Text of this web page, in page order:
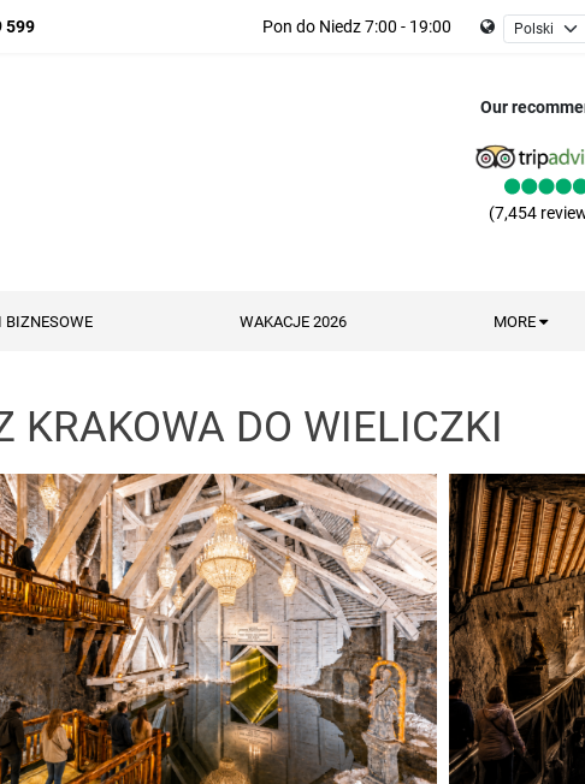
599 Pon do Niedz 7:00 - 19:00
Our
(7,454
BIZNESOWE WAKACJE 2026 MORE
KRAKOWA DO WIELICZKI